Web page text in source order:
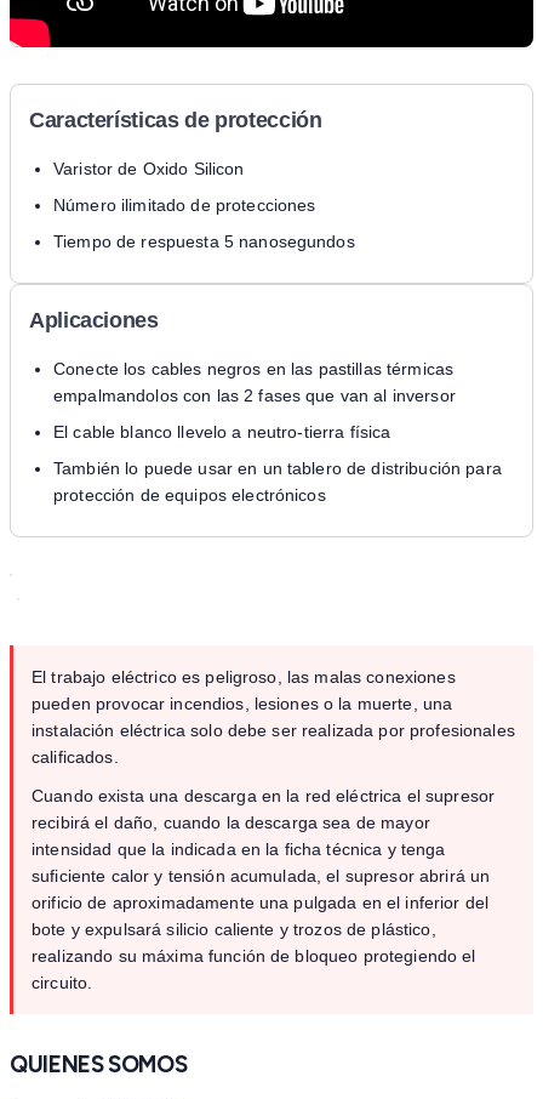
Características de protección
Varistor de Oxido Silicon
Número ilimitado de protecciones
Tiempo de respuesta 5 nanosegundos
Aplicaciones
Conecte los cables negros en las pastillas térmicas
empalmandolos con las 2 fases que van al inversor
El cable blanco llevelo a neutro-tierra física
También lo puede usar en un tablero de distribución para
protección de equipos electrónicos
El trabajo eléctrico es peligroso, las malas conexiones
pueden provocar incendios, lesiones o la muerte, una
instalación eléctrica solo debe ser realizada por profesionales
calificados.
Cuando exista una descarga en la red eléctrica el supresor
recibirá el daño, cuando la descarga sea de mayor
intensidad que la indicada en la ficha técnica y tenga
suficiente calor y tensión acumulada, el supresor abrirá un
orificio de aproximadamente una pulgada en el inferior del
bote y expulsará silicio caliente y trozos de plástico,
realizando su máxima función de bloqueo protegiendo el
circuito.
QUIENES SOMOS